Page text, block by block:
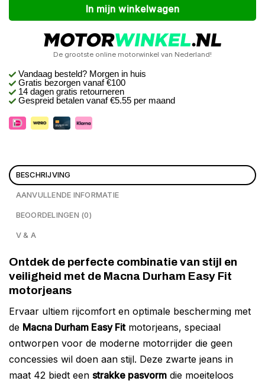
In mijn winkelwagen
De grootste online motorwinkel van Nederland!
Vandaag besteld? Morgen in huis
Gratis bezorgen vanaf €100
14 dagen gratis retourneren
Gespreid betalen vanaf €5.55 per maand
BESCHRIJVING
AANVULLENDE INFORMATIE
BEOORDELINGEN (0)
V & A
Ontdek de perfecte combinatie van stijl en
veiligheid met de Macna Durham Easy Fit
motorjeans
Ervaar ultiem rijcomfort en optimale bescherming met
de Macna Durham Easy Fitmotorjeans, speciaal
ontworpen voor de moderne motorrijder die geen
concessies wil doen aan stijl. Deze zwarte jeans in
maat 42 biedt een strakke pasvorm die moeiteloos